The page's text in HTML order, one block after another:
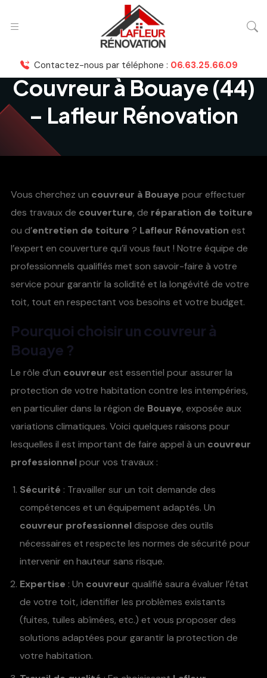
Contactez-nous par téléphone : 06.63.25.66.09
Couvreur à Bouaye (44)
– Lafleur Rénovation
Vous cherchez un couvreur à Bouaye pour effectuer
des travaux de couverture, de réparation de toiture
ou d’entretien de toiture ? Lafleur Rénovation est
l’expert en couverture qu’il vous faut ! Notre équipe de
professionnels qualifiés met son savoir-faire à votre
service pour garantir la solidité et la longévité de votre
toit, tout en respectant vos besoins et votre budget.
Pourquoi choisir un couvreur à
Bouaye ?
Le rôle d’un couvreur est essentiel pour assurer la
protection de votre habitation contre les intempéries,
en particulier dans la région de Bouaye, exposée aux
variations climatiques. Voici quelques raisons pour
lesquelles il est important de faire appel à un couvreur
professionnel pour vos travaux :
Sécurité : Travailler sur un toit demande des
compétences et un équipement adaptés. Un
couvreur professionnel dispose des outils
nécessaires et respecte les normes de sécurité pour
intervenir en hauteur sans risque.
Expertise : Un couvreur qualifié saura évaluer l’état
de votre toit, identifier les problèmes existants
(fuites, tuiles abîmées, etc.) et vous proposer des
solutions adaptées pour garantir la protection de
votre habitation.